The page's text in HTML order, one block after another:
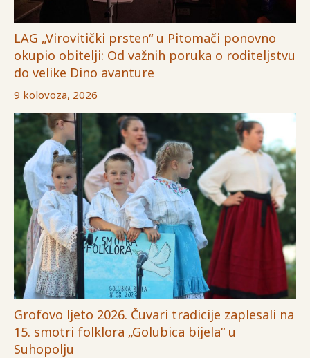
LAG „Virovitički prsten“ u Pitomači ponovno
okupio obitelji: Od važnih poruka o roditeljstvu
do velike Dino avanture
9 kolovoza, 2026
Grofovo ljeto 2026. Čuvari tradicije zaplesali na
15. smotri folklora „Golubica bijela“ u
Suhopolju